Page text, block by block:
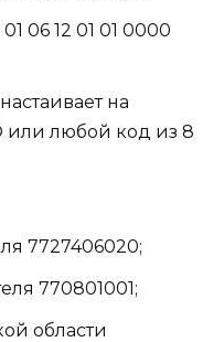
06 12 01 01 0000
на
любой код из 8
7727406020;
770801001;
области